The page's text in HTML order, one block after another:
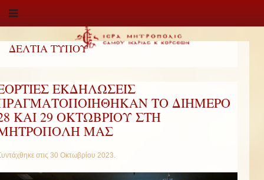
ΔΕΛΤΙΑ ΤΥΠΟΥ
ΕΚΔΗΛΩΣΕΙΣ
ΤΟ ΔΙΗΜΕΡΟ
ΚΑΙ 29 ΟΚΤΩΒΡΙΟΥ ΣΤΗ
ΜΑΣ
στις 30 Οκτωβρίου 2023.